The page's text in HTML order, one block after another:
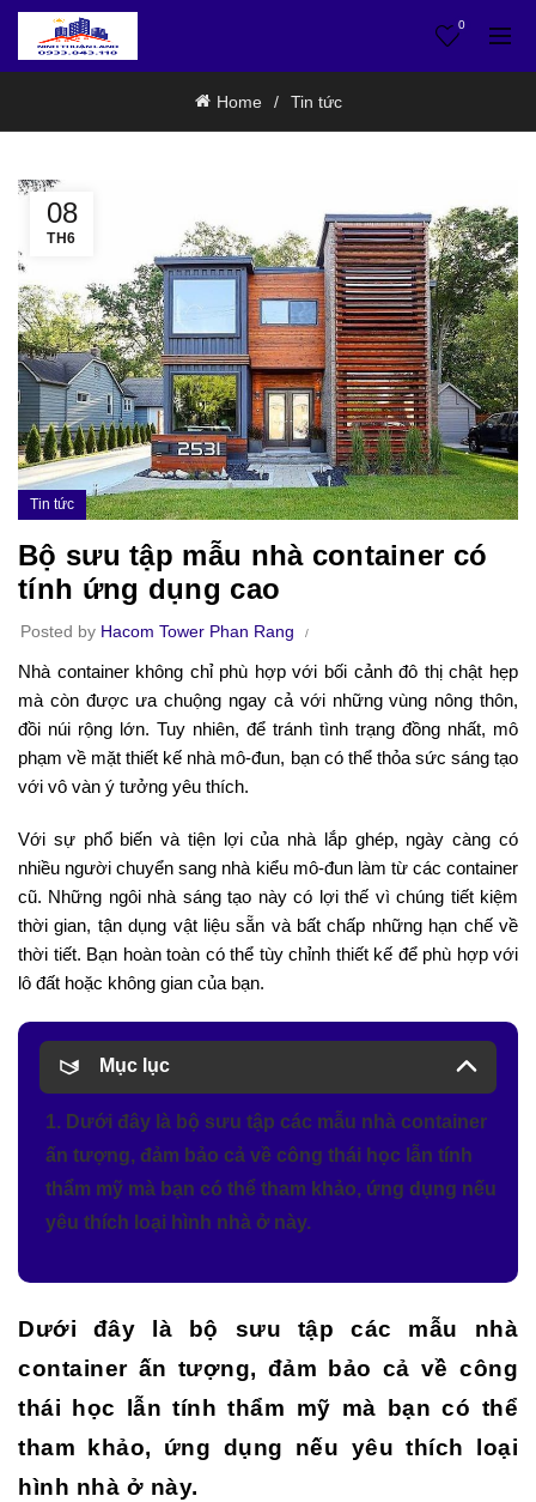
0
Home Tin tức
08
TH6
Tin tức
Bộ sưu tập mẫu nhà container có
tính ứng dụng cao
Posted by Hacom Tower Phan Rang
Nhà container không chỉ phù hợp với bối cảnh đô thị chật hẹp
mà còn được ưa chuộng ngay cả với những vùng nông thôn,
đồi núi rộng lớn. Tuy nhiên, để tránh tình trạng đồng nhất, mô
phạm về mặt thiết kế nhà mô-đun, bạn có thể thỏa sức sáng tạo
với vô vàn ý tưởng yêu thích.
Với sự phổ biến và tiện lợi của nhà lắp ghép, ngày càng có
nhiều người chuyển sang nhà kiểu mô-đun làm từ các container
cũ. Những ngôi nhà sáng tạo này có lợi thế vì chúng tiết kiệm
thời gian, tận dụng vật liệu sẵn và bất chấp những hạn chế về
thời tiết. Bạn hoàn toàn có thể tùy chỉnh thiết kế để phù hợp với
lô đất hoặc không gian của bạn.
Mục lục
1. Dưới đây là bộ sưu tập các mẫu nhà container
ấn tượng, đảm bảo cả về công thái học lẫn tính
thẩm mỹ mà bạn có thể tham khảo, ứng dụng nếu
yêu thích loại hình nhà ở này.
Dưới đây là bộ sưu tập các mẫu nhà
container ấn tượng, đảm bảo cả về công
thái học lẫn tính thẩm mỹ mà bạn có thể
tham khảo, ứng dụng nếu yêu thích loại
hình nhà ở này.